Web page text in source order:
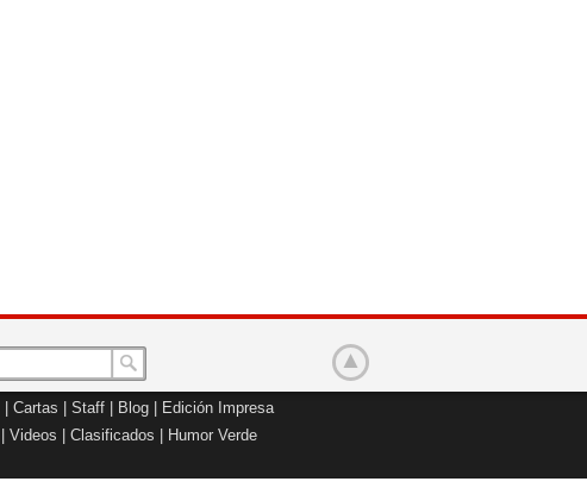
Cartas Staff Blog
Edición Impresa
Videos Clasificados
Humor Verde